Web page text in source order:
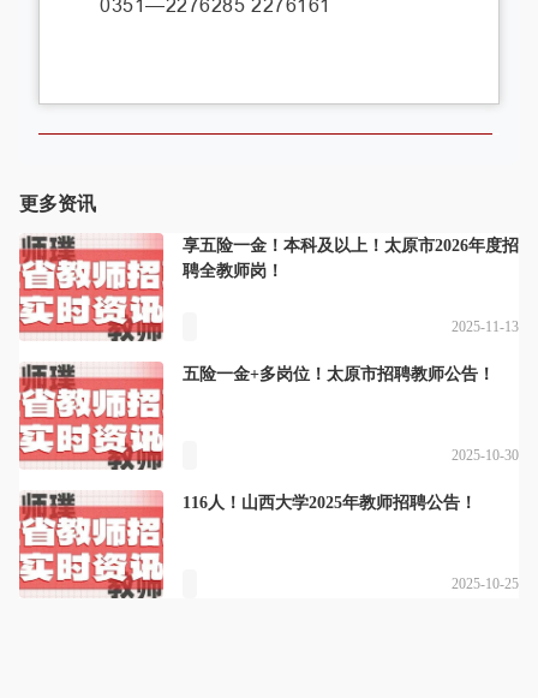
0351—2276285 2276161
更多资讯
享五险一金！本科及以上！太原市2026年度招
聘全教师岗！
2025-11-13
五险一金+多岗位！太原市招聘教师公告！
2025-10-30
116人！山西大学2025年教师招聘公告！
2025-10-25